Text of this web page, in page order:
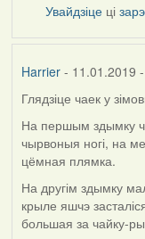
Увайдзіце ці
Harrier- 11.01.2019 -
In
reply
to
by
Глядзіце чаек у
На першым здымку
чырвоныя ногі, на
цёмная плямка.
На другім здымку
крыле яшчэ
большая за чайку-